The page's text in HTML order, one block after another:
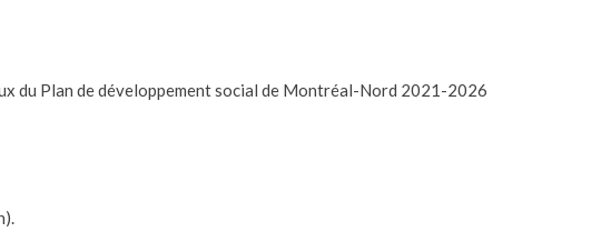
du Plan de développement social de Montréal-Nord 2021-2026